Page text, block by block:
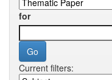
for
Current filters: